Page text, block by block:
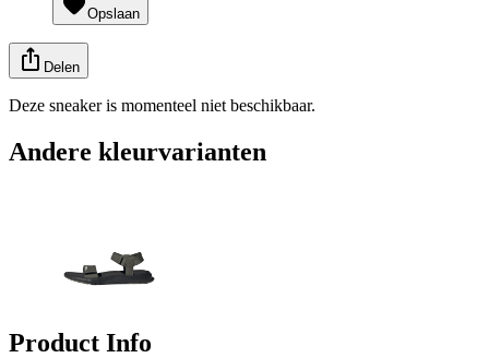
Opslaan
Delen
Deze sneaker is momenteel niet beschikbaar.
Andere kleurvarianten
Product Info